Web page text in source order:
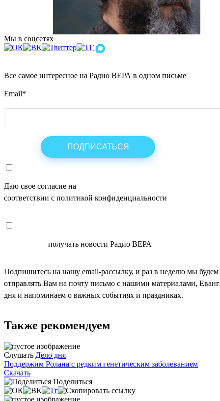
Мы в соцсетях
Все самое интересное на Радио ВЕРА в одном письме
Email*
Даю свое согласие на
соответствии с политикой конфиденциальности
получать новости Радио ВЕРА
Подпишитесь на нашу email-рассылку, и раз в неделю мы будем
отправлять Вам на почту письмо с нашими материалами,
дня и напоминаем о важных событиях и праздниках.
Также рекомендуем
Слушать Дело дня
Поддержим Ролана с редким генетическим заболеванием
Скачать
Поделиться